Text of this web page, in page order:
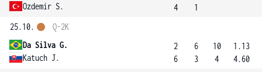
Ozdemir S.
4
1
25.10.
Da Silva G.
Katuch J.
Q-2K
2
6
6
3
10
4
1.13
4.60